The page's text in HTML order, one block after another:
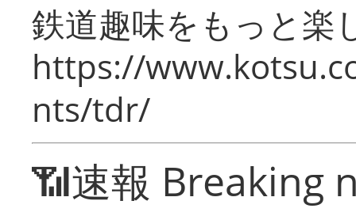
鉄道趣味をもっと楽
https://
nts/tdr/
📶速報 Breaking